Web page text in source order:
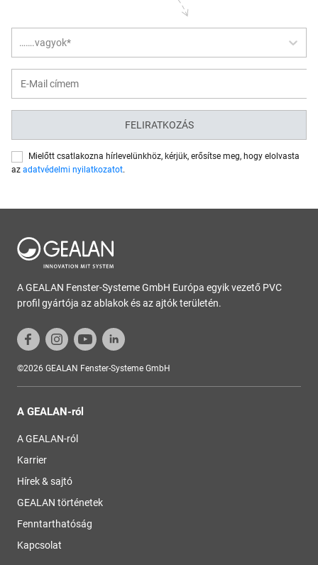
…….vagyok*
FELIRATKOZÁS
Mielőtt csatlakozna hírlevelünkhöz, kérjük, erősítse meg, hogy elolvasta
az adatvédelmi nyilatkozatot.
A GEALAN Fenster-Systeme GmbH Európa egyik vezető PVC
profil gyártója az ablakok és az ajtók területén.
©2026 GEALAN Fenster-Systeme GmbH
A GEALAN-ról
A GEALAN-ról
Karrier
Hírek & sajtó
GEALAN történetek
Fenntarthatóság
Kapcsolat